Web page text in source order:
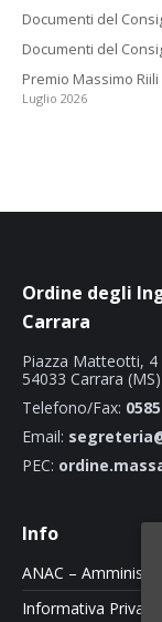
Documenti del
Documenti del
Premio Massimo
Luglio 2026
Ordine degli
Carrara
Piazza Matteotti, 4
54033 Carrara (MS)
Telefono/Fax:
Email:
PEC:
Info
ANAC –
Informativa